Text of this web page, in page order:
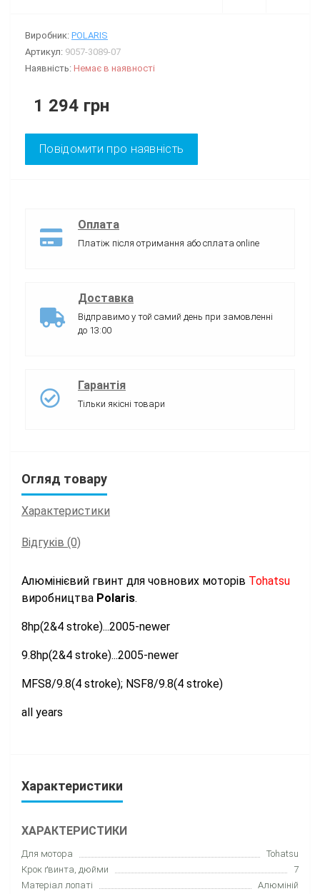
Виробник: POLARIS
Артикул: 9057-3089-07
Наявність: Немає в наявності
1 294 грн
Повідомити про наявність
Оплата
Платіж після отримання або сплата online
Доставка
Відправимо у той самий день при замовленні
до 13:00
Гарантія
Тільки якісні товари
Огляд товару
Характеристики
Відгуків (0)
Алюмінієвий гвинт для човнових моторів Tohatsu
виробництва Polaris.
8hp(2&4 stroke)...2005-newer
9.8hp(2&4 stroke)...2005-newer
MFS8/9.8(4 stroke); NSF8/9.8(4 stroke)
all years
Характеристики
ХАРАКТЕРИСТИКИ
Для мотора
Tohatsu
Крок ґвинта, дюйми
7
Матеріал лопаті
Алюміній